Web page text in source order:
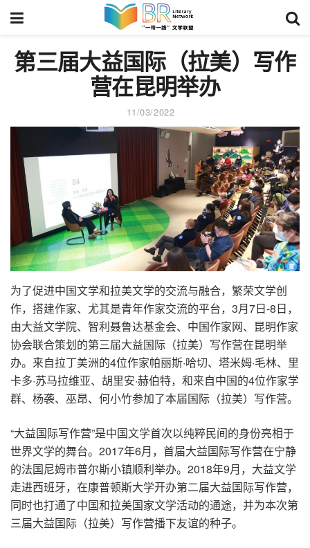
第三届大益国际（拉美）写作
营在昆明举办
11/03/2022
为了促进中国文学和拉美文学的交流与融合，繁荣文学创
作，搭建作家、尤其是青年作家交流的平台，3月7日-8日，
由大益文学院、智利聂鲁达基金会、中国作家网、昆明作家
协会联合策划的第三届大益国际（拉美）写作营在昆明举
办。来自拉丁美洲的4位作家帕丽斯·哈切、塔米姆·毛林、里
卡多·苏马拉维亚、胡里安·赫伯特，和来自中国的4位作家学
群、杨袭、巫昂、何小竹参加了本届国际（拉美）写作营。
“大益国际写作营”是中国文学首次以纯粹民间的身份亮相于
世界文学的舞台。2017年6月，首届大益国际写作营在宁静
的法国尼姆市普尔斯小镇顺利举办。2018年9月，大益文学
走进西班牙，在康普顿斯大学开办第二届大益国际写作营，
同时也打通了中国和拉美国家文学活动的通途，并为本次第
三届大益国际（拉美）写作营播下友谊的种子。